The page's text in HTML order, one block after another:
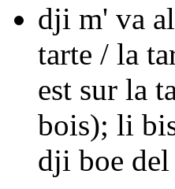
dji m' va
tarte / la
est sur la
bois); li
dji boe